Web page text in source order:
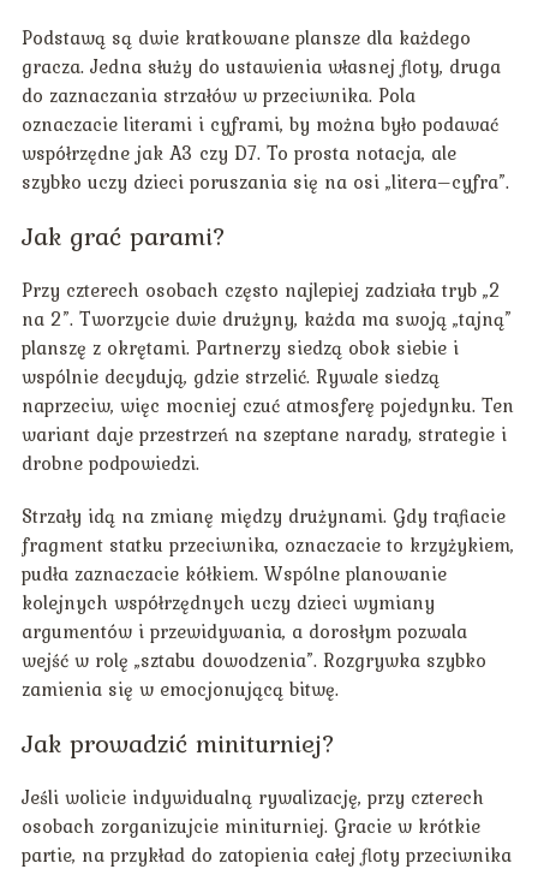
Podstawą są dwie kratkowane plansze dla każdego
gracza. Jedna służy do ustawienia własnej floty, druga
do zaznaczania strzałów w przeciwnika. Pola
oznaczacie literami i cyframi, by można było podawać
współrzędne jak A3 czy D7. To prosta notacja, ale
szybko uczy dzieci poruszania się na osi „litera–cyfra”.
Jak grać parami?
Przy czterech osobach często najlepiej zadziała tryb „2
na 2”. Tworzycie dwie drużyny, każda ma swoją „tajną”
planszę z okrętami. Partnerzy siedzą obok siebie i
wspólnie decydują, gdzie strzelić. Rywale siedzą
naprzeciw, więc mocniej czuć atmosferę pojedynku. Ten
wariant daje przestrzeń na szeptane narady, strategie i
drobne podpowiedzi.
Strzały idą na zmianę między drużynami. Gdy trafiacie
fragment statku przeciwnika, oznaczacie to krzyżykiem,
pudła zaznaczacie kółkiem. Wspólne planowanie
kolejnych współrzędnych uczy dzieci wymiany
argumentów i przewidywania, a dorosłym pozwala
wejść w rolę „sztabu dowodzenia”. Rozgrywka szybko
zamienia się w emocjonującą bitwę.
Jak prowadzić miniturniej?
Jeśli wolicie indywidualną rywalizację, przy czterech
osobach zorganizujcie miniturniej. Gracie w krótkie
partie, na przykład do zatopienia całej floty przeciwnika